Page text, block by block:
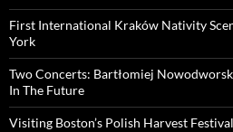
First International Kraków Nativity
York
Two Concerts: Bartłomiej
In The Future
Visiting Boston’s Polish Harvest Festival